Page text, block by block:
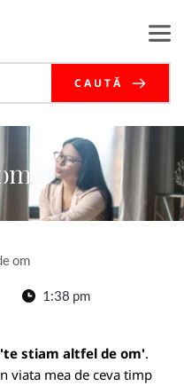
CAUTĂ
om
1:38 pm
'te stiam altfel de om'.
viata mea de ceva timp